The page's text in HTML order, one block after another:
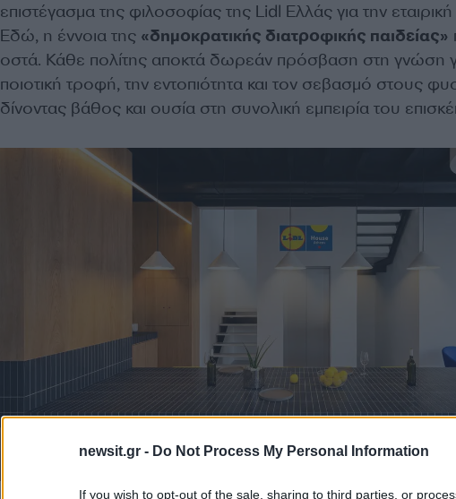
newsit.gr - Do Not Process My Personal Information
If you wish to opt-out of the sale, sharing to third parties, or
επιστέγασμα της φιλοσοφίας της Lidl Ελλάς για την
Εδώ, η έννοια της «δημοκρατικής διατροφικής παιδείας»
οστά. Κάθε πολίτης αποκτά δωρεάν πρόσβαση στη γνώση
ποιοτική τροφή, την εντοπιότητα και τον σεβασμό στους
δίνοντας βάθος και ουσία στη συνολική εμπειρία του